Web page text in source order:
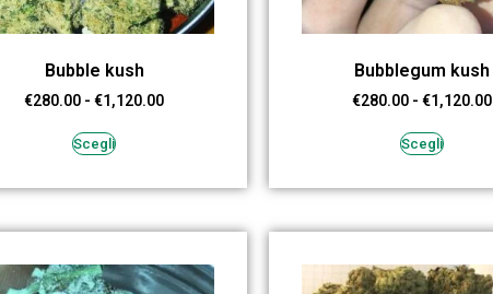
Bubble kush
€280.00 - €1,120.00
Scegli
Bubblegum kush
€280.00 - €1,120.00
Scegli